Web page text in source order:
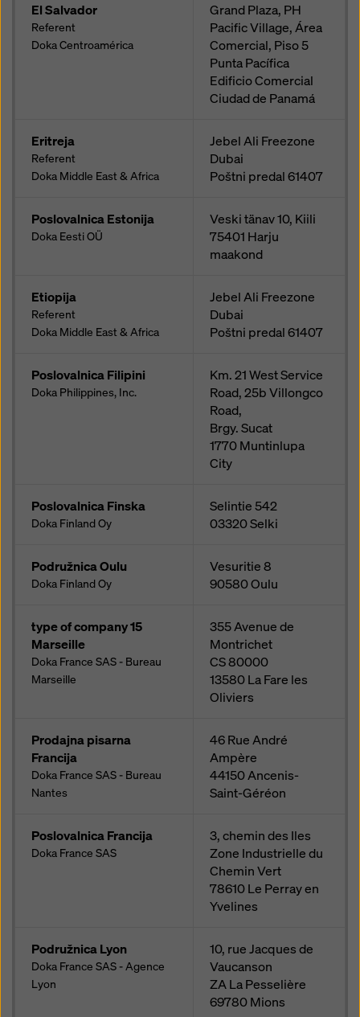
El Salvador
Referent
Doka Centroamérica
Grand Plaza, PH
Pacific Village, Área
Comercial, Piso 5
Punta Pacífica
Edificio Comercial
Ciudad de Panamá
Eritreja
Referent
Doka Middle East & Africa
Jebel Ali Freezone
Dubai
Poštni predal61407
Poslovalnica Estonija
Doka Eesti OÜ
Veski tänav 10, Kiili
75401 Harju
maakond
Etiopija
Referent
Doka Middle East & Africa
Jebel Ali Freezone
Dubai
Poštni predal61407
Poslovalnica Filipini
Doka Philippines, Inc.
Km. 21 West Service
Road, 25b Villongco
Road,
Brgy. Sucat
1770Muntinlupa
City
Poslovalnica Finska
Doka Finland Oy
Selintie 542
03320Selki
Podružnica Oulu
Doka Finland Oy
Vesuritie 8
90580Oulu
type of company 15
Marseille
Doka France SAS - Bureau
Marseille
355 Avenue de
Montrichet
CS 80000
13580La Fare les
Oliviers
Prodajna pisarna
Francija
Doka France SAS - Bureau
Nantes
46 Rue André
Ampère
44150Ancenis-
Saint-Géréon
Poslovalnica Francija
Doka France SAS
3, chemin des Iles
Zone Industrielle du
Chemin Vert
78610Le Perray en
Yvelines
Podružnica Lyon
Doka France SAS - Agence
Lyon
10, rue Jacques de
Vaucanson
ZA La Pesselière
69780Mions